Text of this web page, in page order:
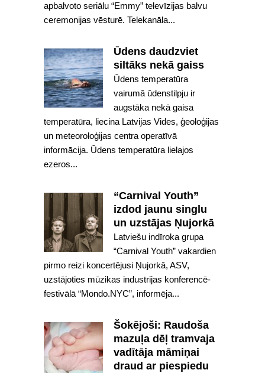
apbalvoto seriālu “Emmy” televīzijas balvu
ceremonijas vēsturē. Telekanāla...
Ūdens daudzviet
siltāks nekā gaiss
Ūdens temperatūra
vairumā ūdenstilpju ir
augstāka nekā gaisa
temperatūra, liecina Latvijas Vides, ģeoloģijas
un meteoroloģijas centra operatīvā
informācija. Ūdens temperatūra lielajos
ezeros...
“Carnival Youth”
izdod jaunu singlu
un uzstājas Ņujorkā
Latviešu indīroka grupa
“Carnival Youth” vakardien
pirmo reizi koncertējusi Ņujorkā, ASV,
uzstājoties mūzikas industrijas konferencē-
festivālā “Mondo.NYC”, informēja...
Šokējoši: Raudoša
mazuļa dēļ tramvaja
vadītāja māmiņai
draud ar piespiedu